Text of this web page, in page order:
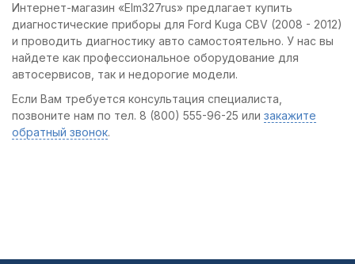
Интернет-магазин «Elm327rus» предлагает купить
диагностические приборы для Ford Kuga CBV (2008 - 2012)
и проводить диагностику авто самостоятельно. У нас вы
найдете как профессиональное оборудование для
автосервисов, так и недорогие модели.
Если Вам требуется консультация специалиста,
позвоните нам по тел. 8 (800) 555-96-25 или закажите
обратный звонок.